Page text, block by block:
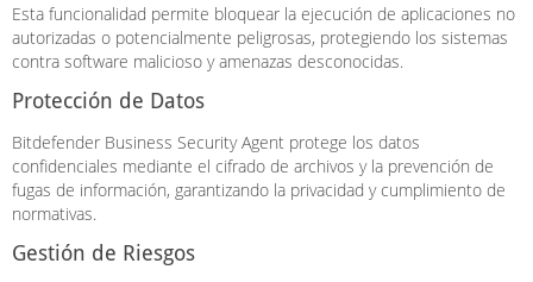
Esta funcionalidad permite bloquear la ejecución de aplicaciones no
autorizadas o potencialmente peligrosas, protegiendo los sistemas
contra software malicioso y amenazas desconocidas.
Protección de Datos
Bitdefender Business Security Agent protege los datos
confidenciales mediante el cifrado de archivos y la prevención de
fugas de información, garantizando la privacidad y cumplimiento de
normativas.
Gestión de Riesgos